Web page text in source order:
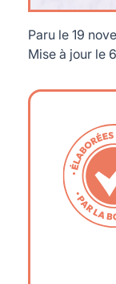
Paru le 19
Mise à jour le